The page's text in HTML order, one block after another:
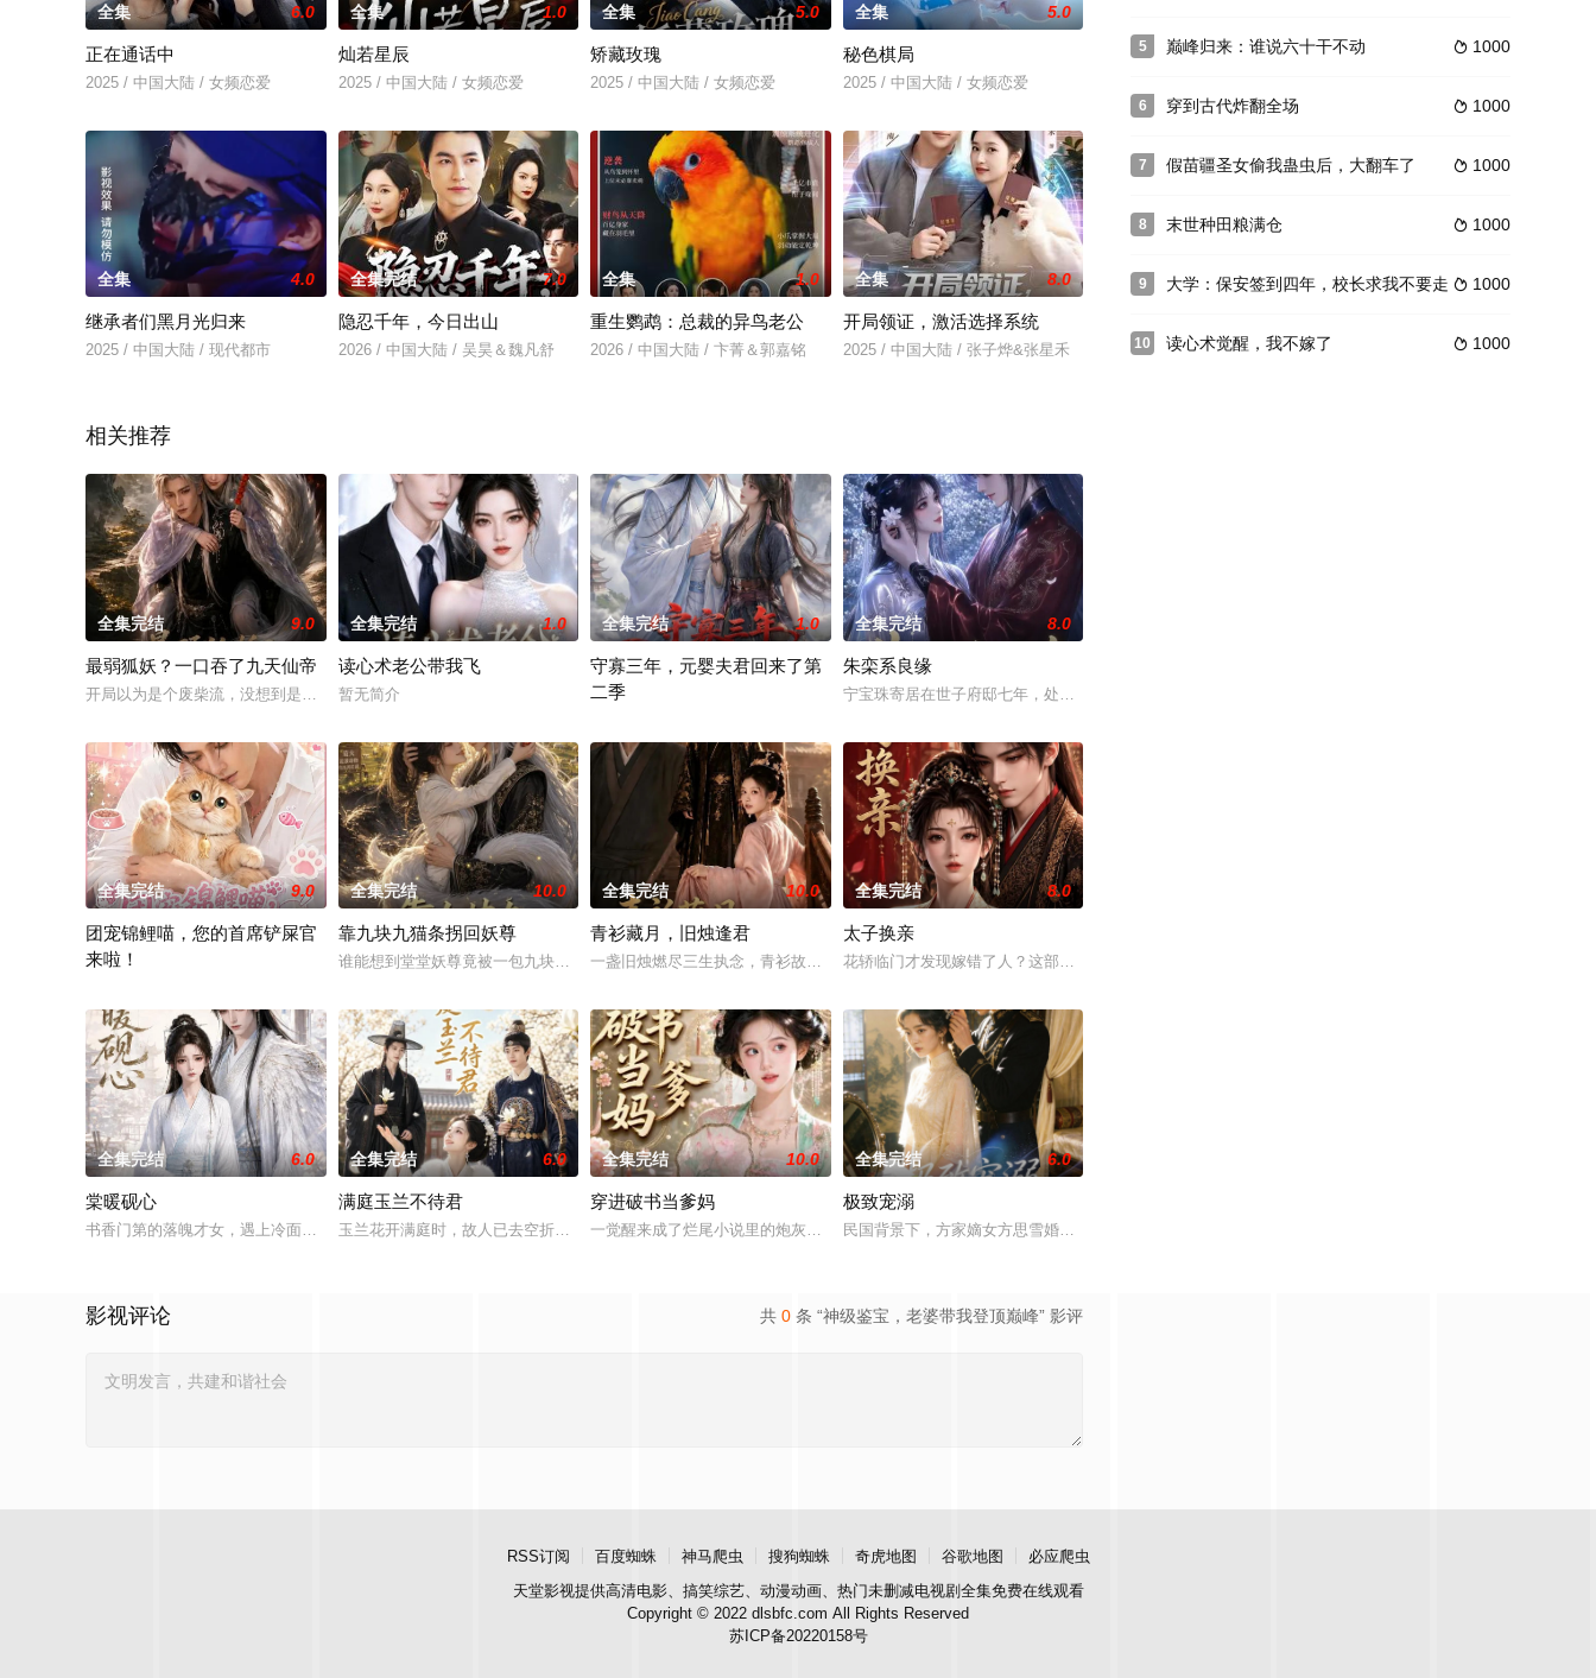
全集 6.0
正在通话中
2025 / 中国大陆 / 女频恋爱
全集 1.0
灿若星辰
2025 / 中国大陆 / 女频恋爱
全集 5.0
矫藏玫瑰
2025 / 中国大陆 / 女频恋爱
全集 5.0
秘色棋局
2025 / 中国大陆 / 女频恋爱
全集 4.0
继承者们黑月光归来
2025 / 中国大陆 / 现代都市
全集完结 7.0
隐忍千年，今日出山
2026 / 中国大陆 / 吴昊＆魏凡舒
全集 1.0
重生鹦鹉：总裁的异鸟老公
2026 / 中国大陆 / 卞菁＆郭嘉铭
全集 8.0
开局领证，激活选择系统
2025 / 中国大陆 / 张子烨&张星禾
相关推荐
全集完结 9.0
最弱狐妖？一口吞了九天仙帝
开局以为是个废柴流，没想到是个吞噬流！男主作为妖界最底层的弱小狐妖，意外觉醒了吞噬天赋，竟然一口把高高在上的九天仙帝给吞
全集完结 1.0
读心术老公带我飞
暂无简介
全集完结 1.0
守寡三年，元婴夫君回来了第
二季
全集完结 8.0
朱栾系良缘
宁宝珠寄居在世子府邸七年，处处为世子着想，却总是被世子当做只会添麻烦的讨厌鬼。世子相亲那天，宁宝
全集完结 9.0
团宠锦鲤喵，您的首席铲屎官
来啦！
全集完结 10.0
靠九块九猫条拐回妖尊
谁能想到堂堂妖尊竟被一包九块九猫条骗回家？这部AI短剧脑洞大开，把「甜宠」和「奇幻」玩出新高度！现代少女偶遇落难妖尊，本
全集完结 10.0
青衫藏月，旧烛逢君
一盏旧烛燃尽三生执念，青衫故人能否重续前缘？这部AI制作短剧以古风虐恋为底色，将「穿越」与「重逢」编织得缠绵悱恻。画面由
全集完结 8.0
太子换亲
花轿临门才发现嫁错了人？这部AI制作的古装短剧开场就是高能！真假新娘、狸猫换太子，本该是死局的婚约
全集完结 6.0
棠暖砚心
书香门第的落魄才女，遇上冷面腹黑的权臣之子，这部AI制作的古风短剧把「棋逢对手」写到了极致。两人从互相试探到联手破局，朝
全集完结 6.0
满庭玉兰不待君
玉兰花开满庭时，故人已去空折枝。这部AI制作的古风虐恋短剧，把「错过」二字刻进了骨子里。世家小姐与少年将军青梅竹马，却因
全集完结 10.0
穿进破书当爹妈
一觉醒来成了烂尾小说里的炮灰爹娘，还带着三个拖油瓶？这部AI制作的穿越短剧把「地狱开局」玩出了花。原著里一家五口惨死的命
全集完结 6.0
极致宠溺
民国背景下，方家嫡女方思雪婚前撞破未婚夫张桥与丫鬟杜鹃私通，决意退婚。她接连遭遇陷害，父亲蒙冤入
共 0 条 “神级鉴宝，老婆带我登顶巅峰” 影评
影视评论
5  1000
巅峰归来：谁说六十干不动
6  1000
穿到古代炸翻全场
7  1000
假苗疆圣女偷我蛊虫后，大翻车了
8  1000
末世种田粮满仓
9  1000
大学：保安签到四年，校长求我不要走
10  1000
读心术觉醒，我不嫁了
RSS订阅 百度蜘蛛 神马爬虫 搜狗蜘蛛 奇虎地图 谷歌地图
必应爬虫
天堂影视提供高清电影、搞笑综艺、动漫动画、热门未删减电视剧全集免费在线观看
Copyright © 2022 dlsbfc.com All Rights Reserved
苏ICP备20220158号